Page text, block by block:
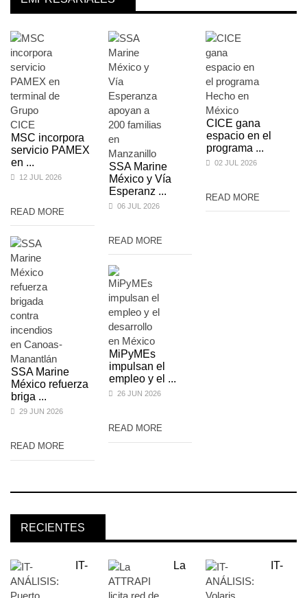
MSC incorpora
servicio PAMEX
en ...
12 JUL 2026
READ MORE
SSA Marine
México refuerza
briga ...
29 JUN 2026
READ MORE
SSA Marine
México y Vía
Esperanz ...
06 JUL 2026
READ MORE
MiPyMEs
impulsan el
empleo y el ...
26 JUN 2026
READ MORE
CICE gana
espacio en el
programa ...
02 JUL 2026
READ MORE
RECIENTES
IT- La IT-